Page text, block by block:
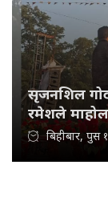
सृजनशिल
रमेशले
बिहीबार, पुस